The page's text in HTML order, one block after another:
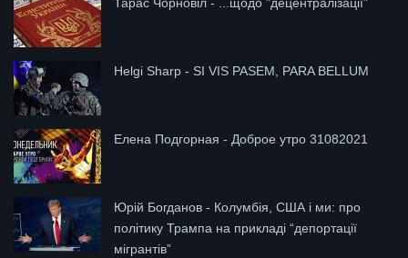
Тарас Чорновіл - ...щодо "децентралізації"
Helgi Sharp - SI VIS PASEM, PARA BELLUM
Елена Подгорная - Доброе утро 31082021
Юрій Богданов - Колумбія, США і ми: про
політику Трампа на прикладі “депортації
мігрантів”